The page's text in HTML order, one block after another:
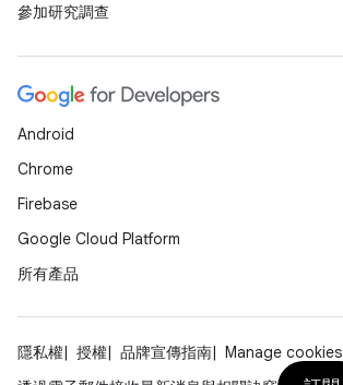
參加研究調查
Android
Chrome
Firebase
Google Cloud Platform
所有產品
隱私權 授權 品牌宣傳指南
Manage cookies